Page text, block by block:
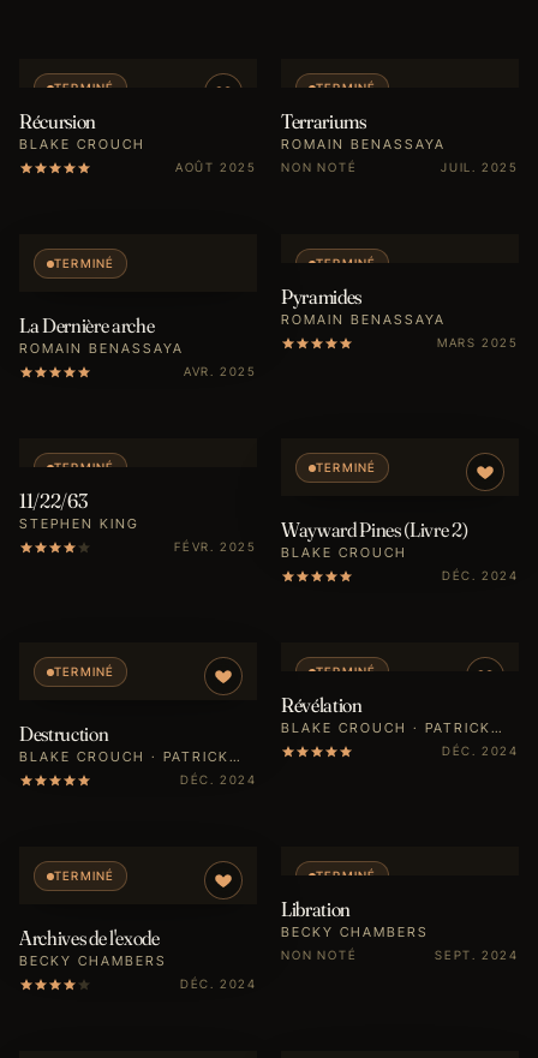
TERMINÉ
Récursion
BLAKE CROUCH
AOÛT 2025
TERMINÉ
Terrariums
ROMAIN BENASSAYA
NON NOTÉ JUIL. 2025
TERMINÉ
La Dernière arche
ROMAIN BENASSAYA
AVR. 2025
TERMINÉ
Pyramides
ROMAIN BENASSAYA
MARS 2025
TERMINÉ
11/22/63
STEPHEN KING
FÉVR. 2025
TERMINÉ
Wayward Pines (Livre 2)
BLAKE CROUCH
DÉC. 2024
TERMINÉ
Destruction
BLAKE CROUCH · PATRICK
IMBERT
DÉC. 2024
TERMINÉ
Révélation
BLAKE CROUCH · PATRICK
IMBERT
DÉC. 2024
TERMINÉ
Archives de l'exode
BECKY CHAMBERS
DÉC. 2024
TERMINÉ
Libration
BECKY CHAMBERS
NON NOTÉ SEPT. 2024